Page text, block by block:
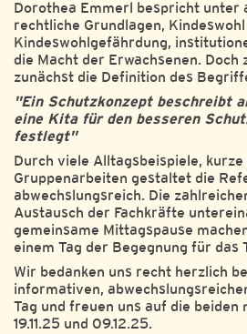
Dorothea Emmerl bespricht unter
rechtliche Grundlagen, Kindeswohl
Kindeswohlgefährdung,
die Macht der Erwachsenen. Doch
zunächst die Definition des
"Ein Schutzkonzept beschreibt
eine Kita für den besseren
festlegt"
Durch viele Alltagsbeispiele, kurze
Gruppenarbeiten gestaltet die
abwechslungsreich. Die
Austausch der Fachkräfte
gemeinsame Mittagspause
einem Tag der Begegnung für das
Wir bedanken uns recht herzlich
informativen,
Tag und freuen uns auf die beiden
19.11.25 und 09.12.25.